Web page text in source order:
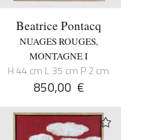
Beatrice Pontacq
NUAGES ROUGES,
MONTAGNE I
H 44 cm L 35 cm P 2 cm
850,00 €